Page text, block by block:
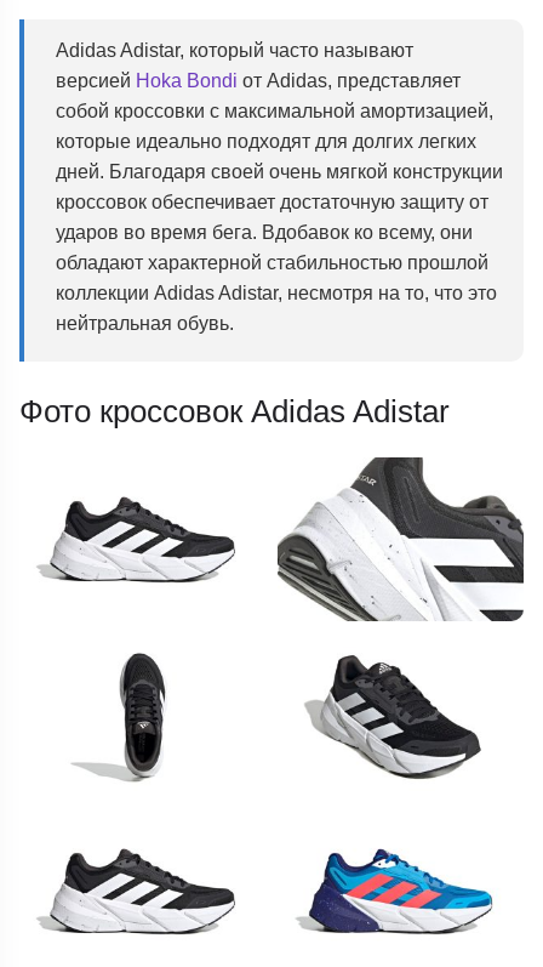
Adidas Adistar, который часто называют
версией Hoka Bondi от Adidas, представляет
собой кроссовки с максимальной амортизацией,
которые идеально подходят для долгих легких
дней. Благодаря своей очень мягкой конструкции
кроссовок обеспечивает достаточную защиту от
ударов во время бега. Вдобавок ко всему, они
обладают характерной стабильностью прошлой
коллекции Adidas Adistar, несмотря на то, что это
нейтральная обувь.
Фото кроссовок Adidas Adistar